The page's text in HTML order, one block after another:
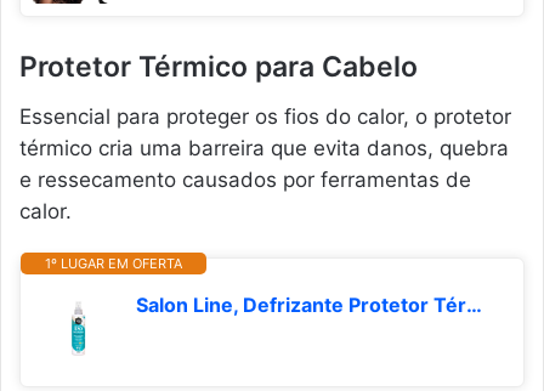
Protetor Térmico para Cabelo
Essencial para proteger os fios do calor, o protetor
térmico cria uma barreira que evita danos, quebra
e ressecamento causados por ferramentas de
calor.
1º LUGAR EM OFERTA
Salon Line, Defrizante Protetor Térmico, Meu Liso, Hialurônico, Vegano - Cabelos Lisos, 240 ml